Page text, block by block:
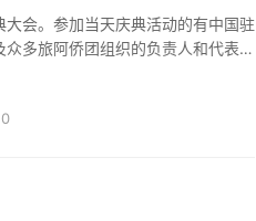
会。参加当天庆典活动的有中国驻
多旅阿侨团组织的负责人和代表约